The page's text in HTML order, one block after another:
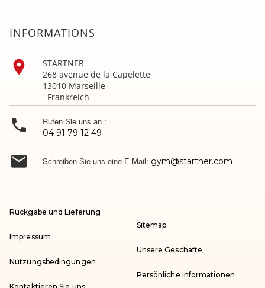
INFORMATIONS

STARTNER
268 avenue de la Capelette
13010 Marseille
Frankreich
 Rufen Sie uns an :
04 91 79 12 49
 Schreiben Sie uns eine E-Mail: gym@startner.com
Rückgabe und Lieferung
Impressum
Nutzungsbedingungen
Sitemap
Unsere Geschäfte
Persönliche Informationen